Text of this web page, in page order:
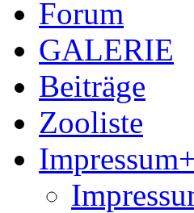
Forum
GALERIE
Beiträge
Zooliste